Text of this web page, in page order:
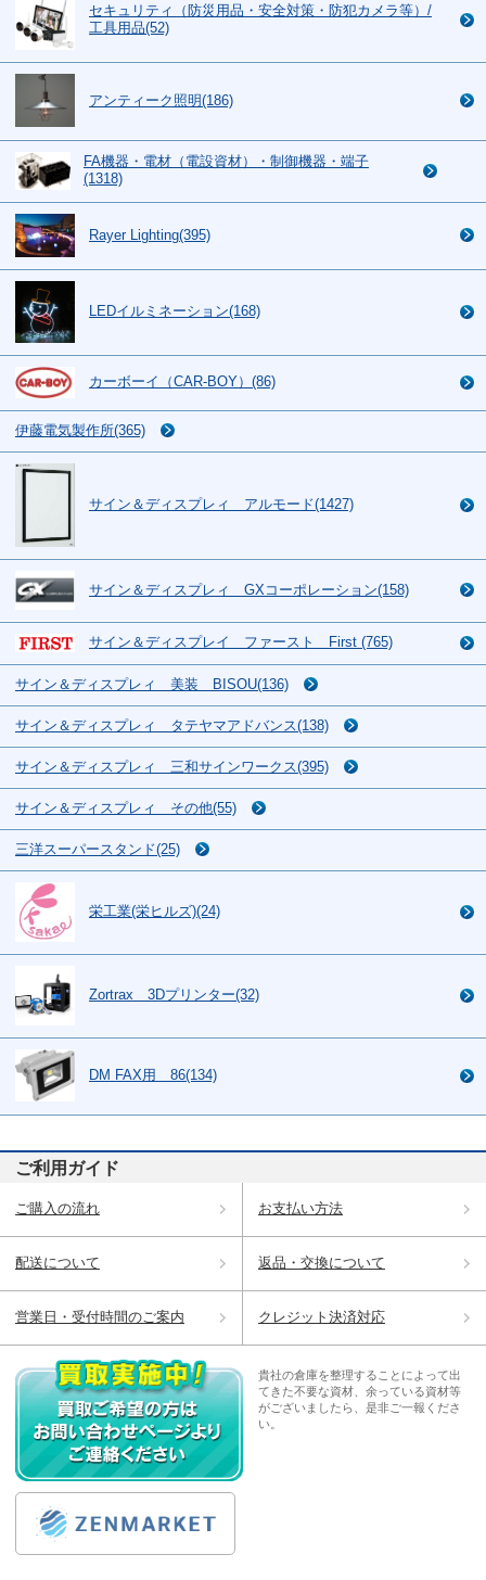
セキュリティ（防災用品・安全対策・防犯カメラ等）/
工具用品(52)
アンティーク照明(186)
FA機器・電材（電設資材）・制御機器・端子
(1318)
Rayer Lighting(395)
LEDイルミネーション(168)
カーボーイ（CAR-BOY）(86)
伊藤電気製作所(365)
サイン＆ディスプレィ アルモード(1427)
サイン＆ディスプレィ GXコーポレーション(158)
サイン＆ディスプレイ ファースト First (765)
サイン＆ディスプレィ 美装 BISOU(136)
サイン＆ディスプレィ タテヤマアドバンス(138)
サイン＆ディスプレィ 三和サインワークス(395)
サイン＆ディスプレィ その他(55)
三洋スーパースタンド(25)
栄工業(栄ヒルズ)(24)
Zortrax 3Dプリンター(32)
DM FAX用 86(134)
ご利用ガイド
ご購入の流れ お支払い方法
配送について 返品・交換について
営業日・受付時間のご案内 クレジット決済対応
貴社の倉庫を整理することによって出
てきた不要な資材、余っている資材等
がございましたら、是非ご一報くださ
い。